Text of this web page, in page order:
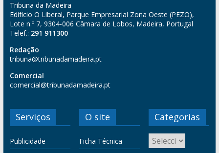
Tribuna da Madeira
Edifício O Liberal, Parque Empresarial Zona Oeste (PEZO),
Lote n.º 7, 9304-006 Câmara de Lobos, Madeira, Portugal
Telef.: 291 911300
Redação
tribuna@tribunadamadeira.pt
Comercial
comercial@tribunadamadeira.pt
Serviços
Publicidade
O site
Ficha Técnica
Categorias